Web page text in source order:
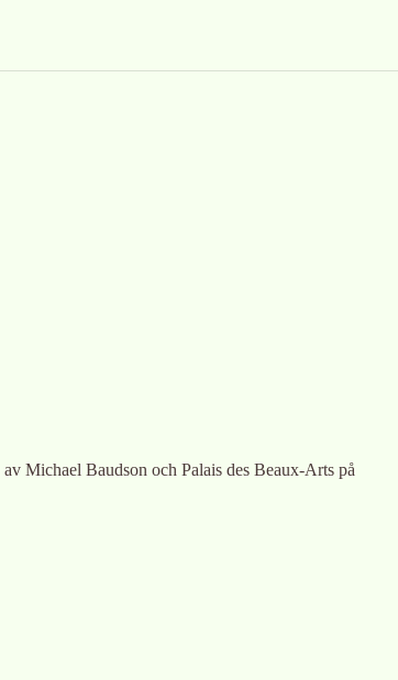
av Michael Baudson och Palais des Beaux-Arts på